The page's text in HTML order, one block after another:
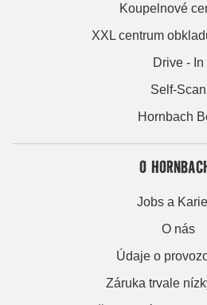
Koupelnové
XXL centrum
Drive - In
Self-Scan
Hornbach
O
Jobs a
O nás
Údaje o
Záruka trvale